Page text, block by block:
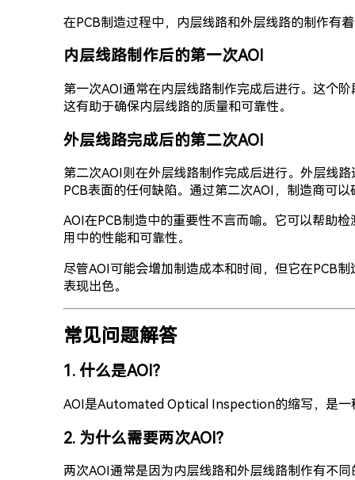
在PCB制造过程中，内层线路和外层线路的制作有
内层线路制作后的第一次AOI
第一次AOI通常在内层线路制作完成后进行。这个
这有助于确保内层线路的质量和可靠性。
外层线路完成后的第二次AOI
第二次AOI则在外层线路制作完成后进行。外层线
PCB表面的任何缺陷。通过第二次AOI，制造商可
AOI在PCB制造中的重要性不言而喻。它可以帮助
用中的性能和可靠性。
尽管AOI可能会增加制造成本和时间，但它在PCB
表现出色。
常见问题解答
1. 什么是AOI？
AOI是Automated Optical Inspection的缩写，是一
2. 为什么需要两次AOI？
两次AOI通常是因为内层线路和外层线路制作有不